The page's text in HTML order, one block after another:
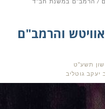
/ הרמב"ם במשנת חב"ד
והרמב"ם
תשע"ט
יעקב גוטליב